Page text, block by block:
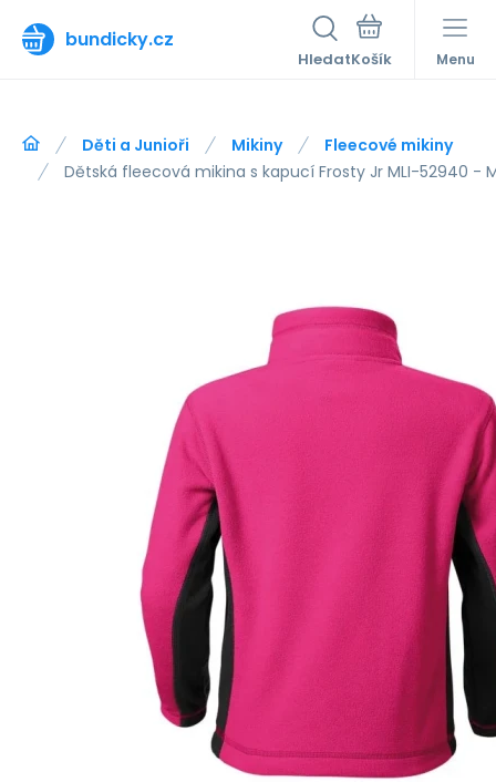
bundicky.cz
Hledat Menu
Děti a Junioři Mikiny
Fleecové mikiny
Dětská fleecová mikina s kapucí Frosty Jr MLI-52940 -